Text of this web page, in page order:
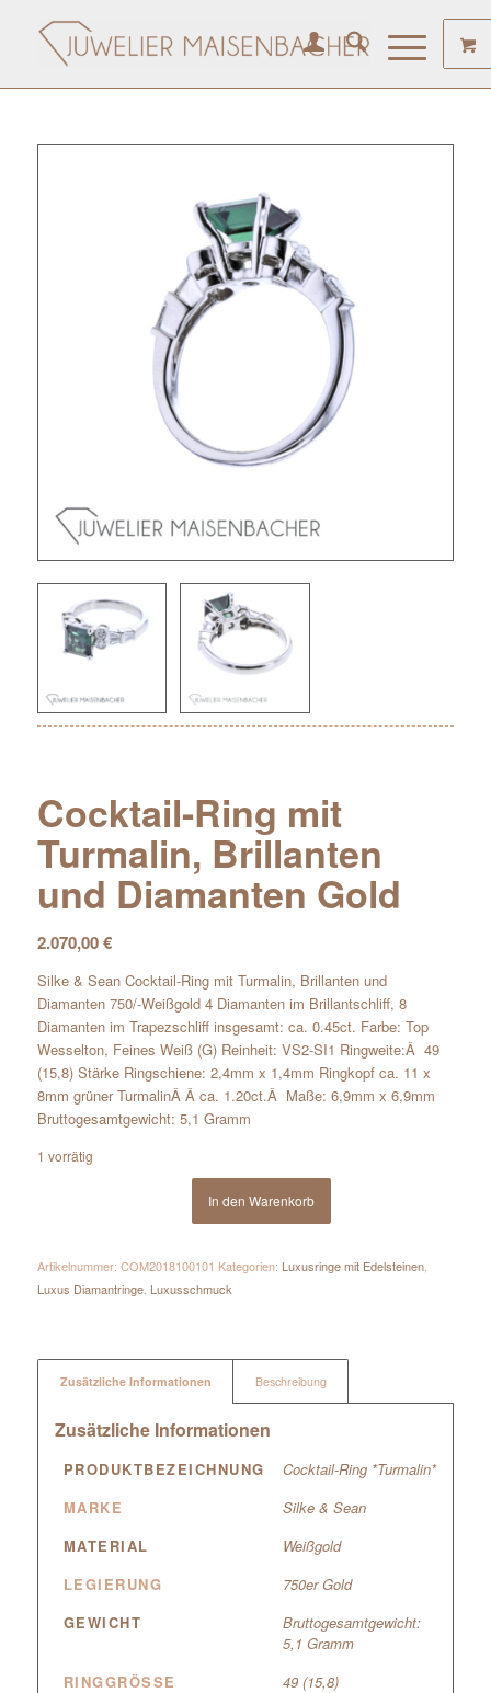
Cocktail-Ring mit
Turmalin, Brillanten
und Diamanten Gold
2.070,00€
Silke & Sean Cocktail-Ring mit Turmalin, Brillanten und
Diamanten 750/-Weißgold 4 Diamanten im Brillantschliff, 8
Diamanten im Trapezschliff insgesamt: ca. 0.45ct. Farbe: Top
Wesselton, Feines Weiß (G) Reinheit: VS2-SI1 Ringweite:Â 49
(15,8) Stärke Ringschiene: 2,4mm x 1,4mm Ringkopf ca. 11 x
8mm grüner TurmalinÂ Â ca. 1.20ct.Â Maße: 6,9mm x 6,9mm
Bruttogesamtgewicht: 5,1 Gramm
1 vorrätig
In den Warenkorb
Artikelnummer: COM2018100101 Kategorien: Luxusringe mit Edelsteinen,
Luxus Diamantringe, Luxusschmuck
Zusätzliche Informationen Beschreibung
Zusätzliche Informationen
PRODUKTBEZEICHNUNG
Cocktail-Ring *Turmalin*
MARKE
Silke & Sean
MATERIAL
Weißgold
LEGIERUNG
750er Gold
GEWICHT
Bruttogesamtgewicht:
5,1 Gramm
RINGGRÖSSE
49 (15,8)